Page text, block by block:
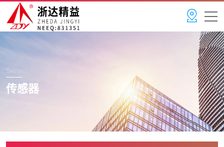
Sensor
传感器